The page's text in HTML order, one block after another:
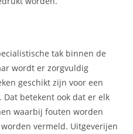
tak binnen de
wordt er zorgvuldig
geschikt zijn voor een
Dat betekent ook dat er elk
waarbij fouten worden
vermeld. Uitgeverijen